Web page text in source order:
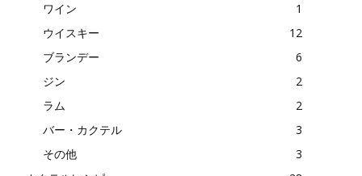
ワイン
1
ウイスキー
12
ブランデー
6
ジン
2
ラム
2
バー・カクテル
3
その他
3